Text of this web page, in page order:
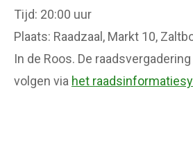
Tijd: 20:00 uur
Plaats: Raadzaal, Markt 10,
In de Roos. De
volgen via het